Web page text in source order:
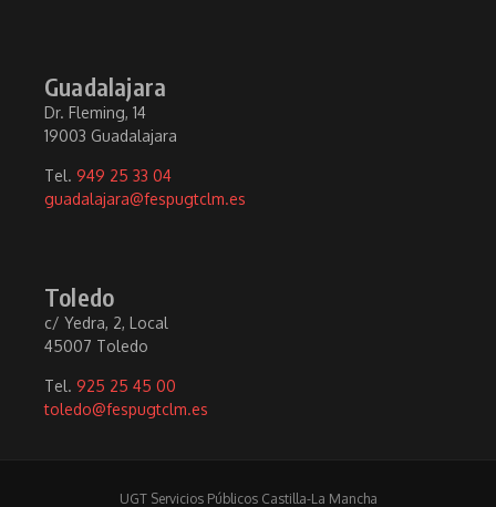
Guadalajara
Dr. Fleming, 14
19003 Guadalajara
Tel. 949 25 33 04
guadalajara@fespugtclm.es
Toledo
c/ Yedra, 2, Local
45007 Toledo
Tel. 925 25 45 00
toledo@fespugtclm.es
UGT Servicios Públicos Castilla-La Mancha